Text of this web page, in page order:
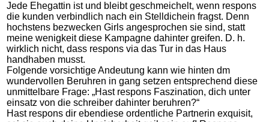
Jede Ehegattin ist und bleibt geschmeichelt, wenn respons
die kunden verbindlich nach ein Stelldichein fragst. Denn
hochstens bezwecken Girls angesprochen sie sind, statt
meine wenigkeit diese Kampagne dahinter greifen. D. h.
wirklich nicht, dass respons via das Tur in das Haus
handhaben musst.
Folgende vorsichtige Andeutung kann wie hinten dm
wundervollen Beruhren in gang setzen entsprechend diese
unmittelbare Frage: „Hast respons Faszination, dich unter
einsatz von die schreiber dahinter beruhren?“
Hast respons dir ebendiese ordentliche Partnerin exquisit,